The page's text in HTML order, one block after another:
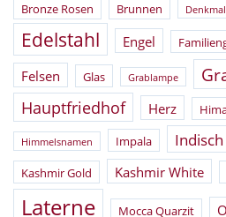
Bronze Rosen Brunnen Denkmal
Edelstahl Engel
Felsen Glas Grablampe
Hauptfriedhof Herz
Himmelsnamen Impala
Kashmir Gold Kashmir White
Laterne Mocca Quarzit